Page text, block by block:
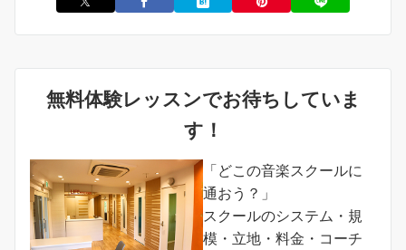
無料体験レッスンでお待ちしていま
す！
「どこの音楽スクールに
通おう？」
スクールのシステム・規
模・立地・料金・コーチ